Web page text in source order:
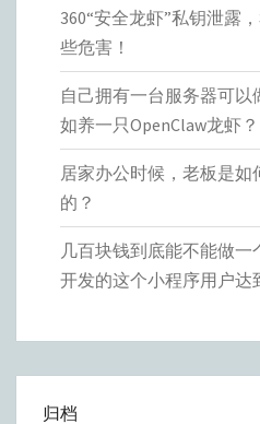
360“安全龙虾”私钥泄露
些危害！
自己拥有一台服务器可
如养一只OpenClaw龙虾？
居家办公时候，老板是如
的？
几百块钱到底能不能做一
开发的这个小程序用户达
归档